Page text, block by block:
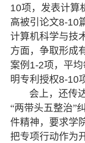
10项，发表计算
高被引论文8-10
计算机科学与技
方面，争取形成
案例 1-2项，平
明专利授权8-10
会上，还传
“两带头五整治”
件精神，要求学
把专项行动作为